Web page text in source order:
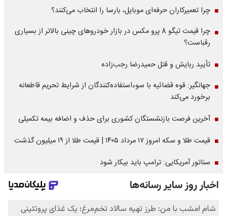
چرا تعمیرکاران حرفه‌ای موبایل، بارسا را انتخاب می‌کنند؟
چرا قیمت تیگو 8 پرو مکس در بازار خودروهای چینی بالاتر از بسیاری
رقباست؟
تأیید ربایش و قتل حمیدرضا رجب‌زاده
جهانگیر: قوه قضائیه با سوءاستفاده‌کنندگان از شرایط تحریم قاطعانه
برخورد می‌کند
آخرین فرصت بازنشستگان کشوری برای حذف و اضافه بیمه تکمیلی
قیمت طلا و سکه امروز ۱۷ مرداد ۱۴۰۵ | قیمت طلا از ۱۹ میلیون گذشت
سناتور آمریکایی: ترامپ باید بیکار شود